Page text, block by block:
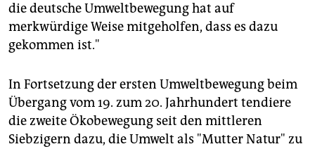
die deutsche Umweltbewegung hat auf
merkwürdige Weise mitgeholfen, dass es dazu
gekommen ist."
In Fortsetzung der ersten Umweltbewegung beim
Übergang vom 19. zum 20. Jahrhundert tendiere
die zweite Ökobewegung seit den mittleren
Siebzigern dazu, die Umwelt als "Mutter Natur" zu